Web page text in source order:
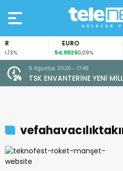
EURO
54,99260,09%
YENİ MİLLİ SİSTEMLER